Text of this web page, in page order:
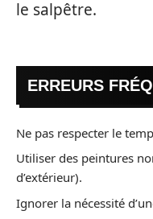
le salpêtre.
ERREURS
Ne pas respecter le
Utiliser des peintures
d’extérieur).
Ignorer la nécessité